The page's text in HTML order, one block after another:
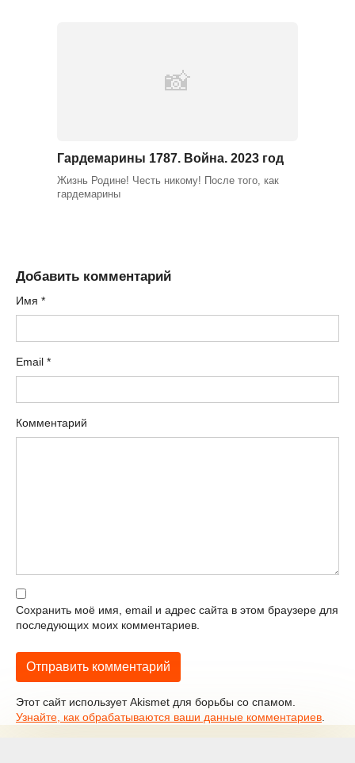
Гардемарины 1787. Война. 2023 год
Жизнь Родине! Честь никому! После того, как
гардемарины
Добавить комментарий
Имя *
Email *
Комментарий
Сохранить моё имя, email и адрес сайта в этом браузере для
последующих моих комментариев.
Этот сайт использует Akismet для борьбы со спамом.
Узнайте, как обрабатываются ваши данные комментариев.